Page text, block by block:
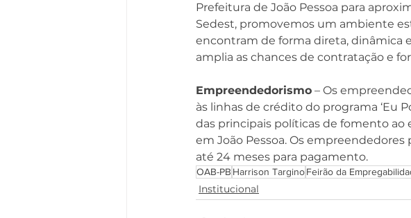
Prefeitura de João Pessoa para
Sedest, promovemos um ambiente
encontram de forma direta, dinâmica
amplia as chances de contratação e
Empreendedorismo – Os
às linhas de crédito do programa ‘Eu
das principais políticas de fomento
em João Pessoa. Os
até 24 meses para pagamento.
OAB-PB Harrison TarginoFeirão da
Institucional